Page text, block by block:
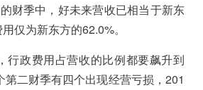
财季中，好未来营收已相当于新东
仅为新东方的62.0%。
行政费用占营收的比例都要飙升到
二财季有四个出现经营亏损，201